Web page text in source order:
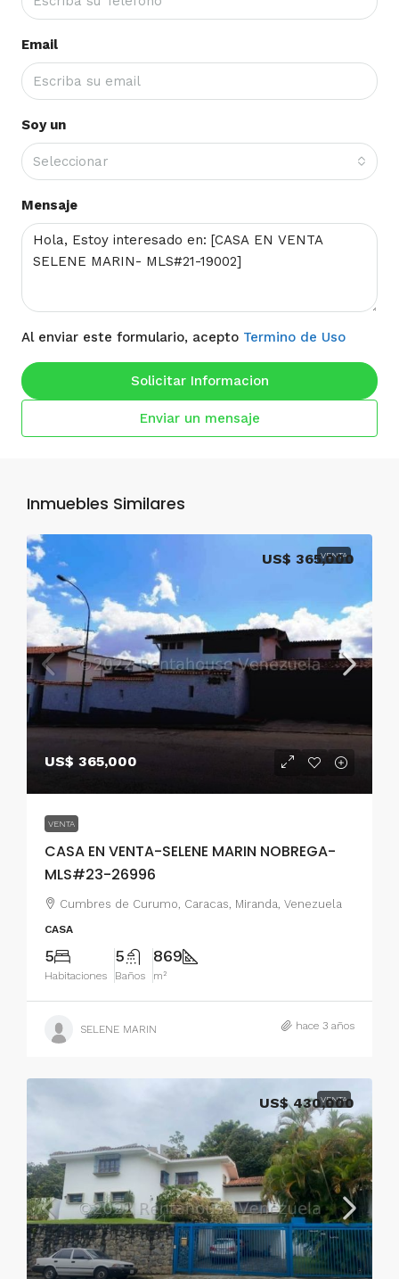
Email
Soy un
Seleccionar
Mensaje
Al enviar este formulario, acepto Termino de Uso
Solicitar Informacion
Enviar un mensaje
Inmuebles Similares
VENTA
US$ 365,000
VENTA
CASA EN VENTA-SELENE MARIN NOBREGA-
MLS#23-26996
US$ 365,000
Cumbres de Curumo, Caracas, Miranda, Venezuela
CASA
5
Habitaciones
5
Baños
869
m²
SELENE MARIN hace 3 años
VENTA
US$ 430,000